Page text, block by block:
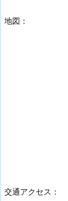
地図：
交通アクセス：